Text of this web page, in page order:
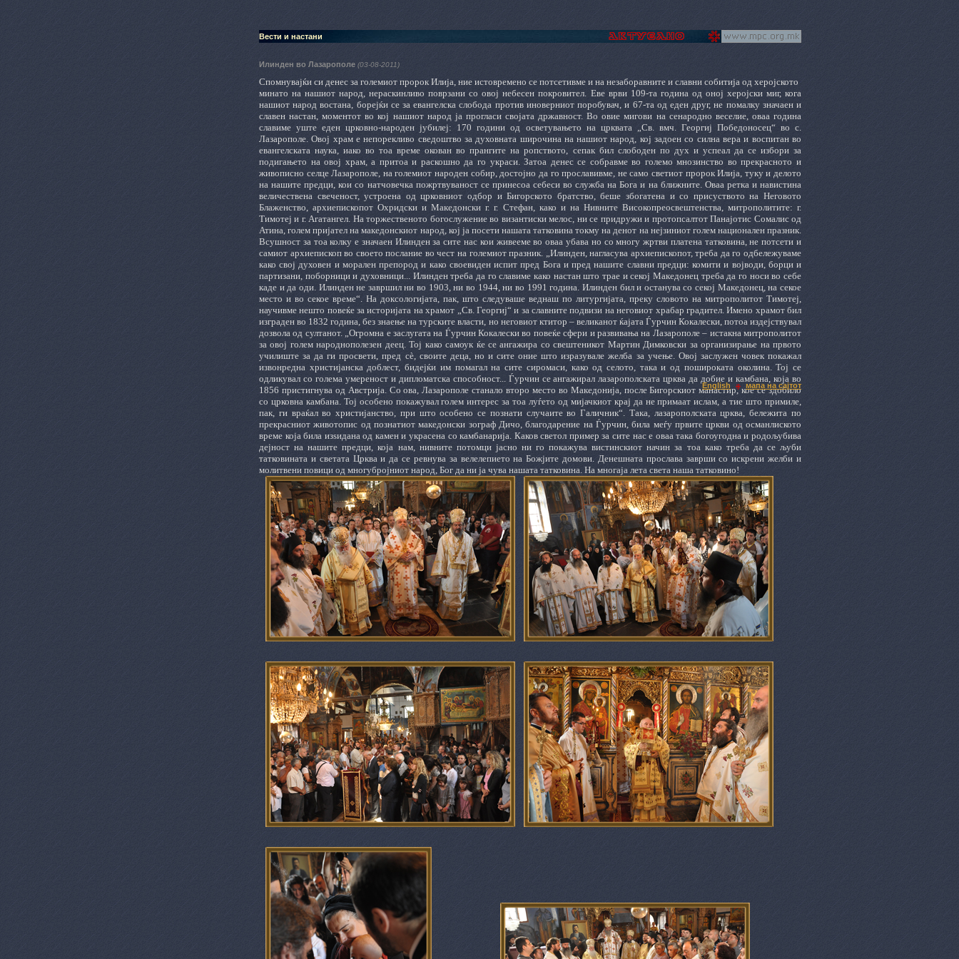
Вести и настани
Илинден во Лазарополе (03-08-2011)
Спомнувајќи си денес за големиот пророк Илија, ние истовремено се потсетивме и на незаборавните и славни собитија од херојското
минато на нашиот народ, нераскинливо поврзани со овој небесен покровител. Еве врви 109-та година од оној херојски миг, кога
нашиот народ востана, борејќи се за евангелска слобода против иноверниот поробувач, и 67-та од еден друг, не помалку значаен и
славен настан, моментот во кој нашиот народ ја прогласи својата државност. Во овие мигови на сенародно веселие, оваа година
славиме уште еден црковно-народен јубилеј: 170 години од осветувањето на црквата „Св. вмч. Георгиј Победоносец“ во с.
Лазарополе. Овој храм е непорекливо сведоштво за духовната широчина на нашиот народ, кој задоен со силна вера и воспитан во
евангелската наука, иако во тоа време окован во прангите на ропството, сепак бил слободен по дух и успеал да се избори за
подигањето на овој храм, а притоа и раскошно да го украси. Затоа денес се собравме во големо мнозинство во прекрасното и
живописно селце Лазарополе, на големиот народен собир, достојно да го прославивме, не само светиот пророк Илија, туку и делото
на нашите предци, кои со натчовечка пожртвуваност се принесоа себеси во служба на Бога и на ближните. Оваа ретка и навистина
величествена свеченост, устроена од црковниот одбор и Бигорското братство, беше збогатена и со присуството на Неговото
Блаженство, архиепископот Охридски и Македонски г. г. Стефан, како и на Нивните Високопреосвештенства, митрополитите: г.
Тимотеј и г. Агатангел. На торжественото богослужение во византиски мелос, ни се придружи и протопсалтот Панајотис Сомалис од
Атина, голем пријател на македонскиот народ, кој ја посети нашата татковина токму на денот на нејзиниот голем национален празник.
Всушност за тоа колку е значаен Илинден за сите нас кои живееме во оваа убава но со многу жртви платена татковина, не потсети и
самиот архиепископ во своето послание во чест на големиот празник. „Илинден, нагласува архиепископот, треба да го одбележуваме
како свој духовен и морален препород и како своевиден испит пред Бога и пред нашите славни предци: комити и војводи, борци и
партизани, поборници и духовници... Илинден треба да го славиме како настан што трае и секој Македонец треба да го носи во себе
каде и да оди. Илинден не завршил ни во 1903, ни во 1944, ни во 1991 година. Илинден бил и останува со секој Македонец, на секое
место и во секое време“. На доксологијата, пак, што следуваше веднаш по литургијата, преку словото на митрополитот Тимотеј,
научивме нешто повеќе за историјата на храмот „Св. Георгиј“ и за славните подвизи на неговиот храбар градител. Имено храмот бил
изграден во 1832 година, без знаење на турските власти, но неговиот ктитор – великанот ќајата Ѓурчин Кокалески, потоа издејствувал
дозвола од султанот. „Огромна е заслугата на Ѓурчин Кокалески во повеќе сфери и развивања на Лазарополе – истакна митрополитот
за овој голем народнополезен деец. Тој како самоук ќе се ангажира со свештеникот Мартин Димковски за организирање на првото
училиште за да ги просвети, пред сѐ, своите деца, но и сите оние што изразувале желба за учење. Овој заслужен човек покажал
извонредна христијанска доблест, бидејќи им помагал на сите сиромаси, како од селото, така и од пошироката околина. Тој се
одликувал со голема умереност и дипломатска способност... Ѓурчин се ангажирал лазарополската црква да добие и камбана, која во
1856 пристигнува од Австрија. Со ова, Лазарополе станало второ место во Македонија, после Бигорскиот манастир, кое се здобило
со црковна камбана. Тој особено покажувал голем интерес за тоа луѓето од мијачкиот крај да не примаат ислам, а тие што примиле,
пак, ги враќал во христијанство, при што особено се познати случаите во Галичник“. Така, лазарополската црква, бележита по
прекрасниот животопис од познатиот македонски зограф Дичо, благодарение на Ѓурчин, била меѓу првите цркви од османлиското
време која била изѕидана од камен и украсена со камбанарија. Каков светол пример за сите нас е оваа така богоугодна и родољубива
дејност на нашите предци, која нам, нивните потомци јасно ни го покажува вистинскиот начин за тоа како треба да се љуби
татковината и светата Црква и да се ревнува за велелепието на Божјите домови. Денешната прослава заврши со искрени желби и
молитвени повици од многубројниот народ, Бог да ни ја чува нашата татковина. На многаја лета света наша татковино!
English мапа на сајтот